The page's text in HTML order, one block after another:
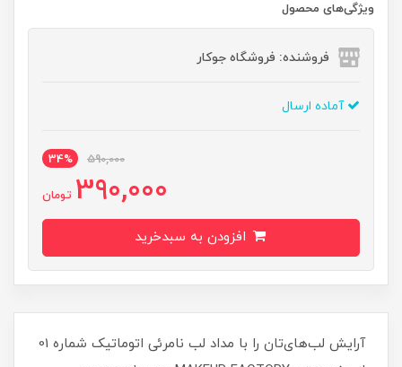
ویژگی‌های محصول
فروشنده: فروشگاه جوکار
آماده ارسال
590,000
34%
390,000 تومان
آرایش لب‌های‌تان را با مداد لب نامرئی اتوماتیک شماره 01